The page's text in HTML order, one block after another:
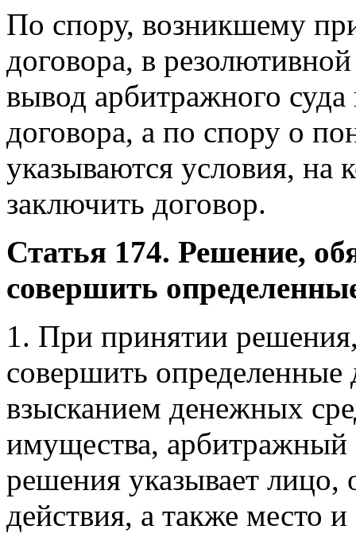
По спору, возникшему
договора, в
вывод арбитражного
договора, а по спору о
указываются условия, на
заключить договор.
Статья 174. Решение,
совершить
1. При принятии
совершить определенные
взысканием денежных
имущества, арбитражный
решения указывает лицо,
действия, а также место